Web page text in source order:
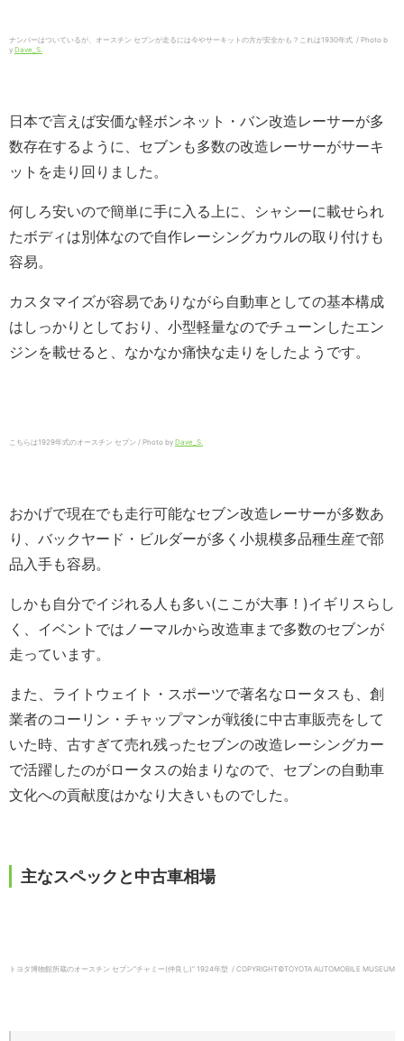
ナンバーはついているが、オースチン セブンが走るには今やサーキットの方が安全かも？これは1930年式 / Photo b
y Dave_S.
日本で言えば安価な軽ボンネット・バン改造レーサーが多
数存在するように、セブンも多数の改造レーサーがサーキ
ットを走り回りました。
何しろ安いので簡単に手に入る上に、シャシーに載せられ
たボディは別体なので自作レーシングカウルの取り付けも
容易。
カスタマイズが容易でありながら自動車としての基本構成
はしっかりとしており、小型軽量なのでチューンしたエン
ジンを載せると、なかなか痛快な走りをしたようです。
こちらは1929年式のオースチン セブン / Photo by Dave_S.
おかげで現在でも走行可能なセブン改造レーサーが多数あ
り、バックヤード・ビルダーが多く小規模多品種生産で部
品入手も容易。
しかも自分でイジれる人も多い(ここが大事！)イギリスらし
く、イベントではノーマルから改造車まで多数のセブンが
走っています。
また、ライトウェイト・スポーツで著名なロータスも、創
業者のコーリン・チャップマンが戦後に中古車販売をして
いた時、古すぎて売れ残ったセブンの改造レーシングカー
で活躍したのがロータスの始まりなので、セブンの自動車
文化への貢献度はかなり大きいものでした。
主なスペックと中古車相場
トヨタ博物館所蔵のオースチン セブン”チャミー(仲良し)” 1924年型 / COPYRIGHT©TOYOTA AUTOMOBILE MUSEUM